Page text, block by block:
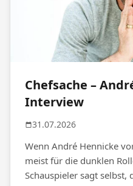
Chefsache –
Interview
31.07.2026
Wenn André Hennicke
meist für die dunklen
Schauspieler sagt selbst,